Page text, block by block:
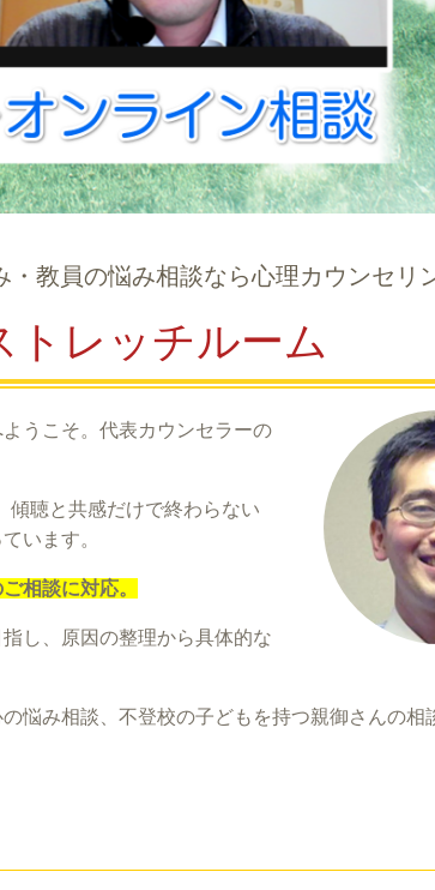
・教員の悩み相談なら心理カウンセリ
トレッチルーム
うこそ。代表カウンセラーの
傾聴と共感だけで終わらない
います。
相談に対応。
し、原因の整理から具体的な
悩み相談、不登校の子どもを持つ親御さんの相